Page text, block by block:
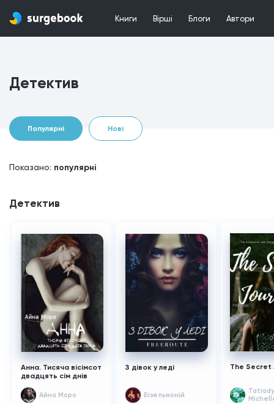
Книги Вірші Блоги Автори
Детектив
Популярні Нові
Показано: популярні
Детектив
Анна. Тисяча вісімсот
двадцять сім днів
Айна Моро
З дівок у леді
Бізельмоній
The Secret